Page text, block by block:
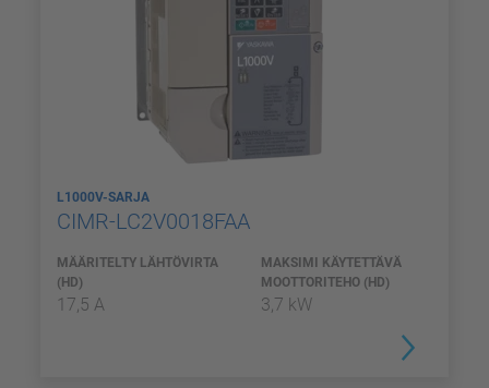
L1000V-SARJA
CIMR-LC2V0018FAA
MÄÄRITELTY LÄHTÖVIRTA
(HD)
17,5 A
MAKSIMI KÄYTETTÄVÄ
MOOTTORITEHO (HD)
3,7 kW